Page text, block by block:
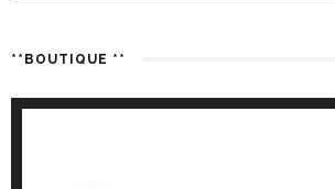
**BOUTIQUE **